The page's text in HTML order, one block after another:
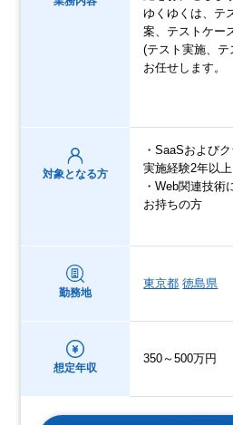
ゆくゆくは、テ
案、テストケー
(テスト実施、
お任せします。
対象となる方
・SaaSおよび
実施経験2年以上
・Web関連技術
お持ちの方
勤務地
東京都 徳島県
想定年収
350～500万円